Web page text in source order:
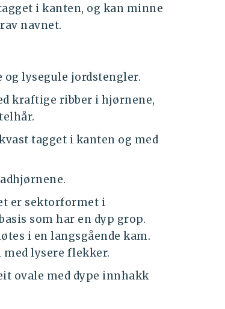
i kanten, og kan minne
navnet.
lysegule jordstengler.
kraftige ribber i hjørnene,
tagget i kanten og med
er sektorformet i
som har en dyp grop.
i en langsgående kam.
lysere flekker.
ovale med dype innhakk